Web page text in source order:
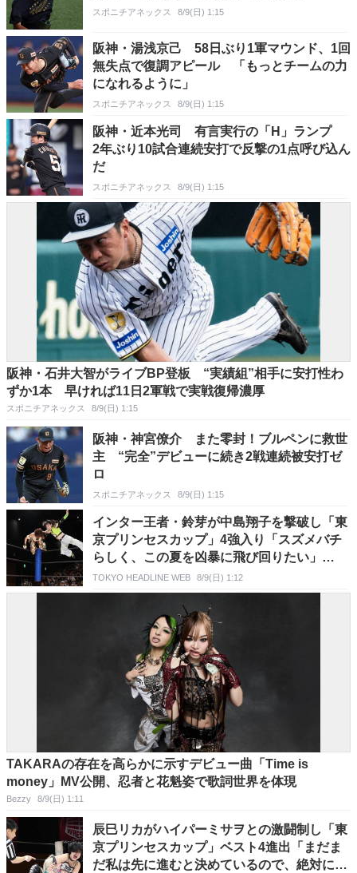
スポニチアネックス 8/9(日) 1:15
阪神・湯浅京己 58日ぶり1軍マウンド、1回
無失点で復調アピール 「もっとチームの力
になれるように」
スポニチアネックス 8/9(日) 1:15
阪神・近本光司 有言実行の「H」ランプ
2年ぶり10試合連続安打で反撃の1点呼び込ん
だ
スポニチアネックス 8/9(日) 1:15
阪神・石井大智がライブBP登板 “実績組”相手に安打性わ
ずか1本 早ければ11日2軍戦で実戦復帰濃厚
スポニチアネックス 8/9(日) 1:15
阪神・神宮僚介 また零封！ブルペンに救世
主 “完全”デビューに続き2戦連続被安打ゼ
ロ
スポニチアネックス 8/9(日) 1:15
インター王者・鈴芽が中島翔子を撃破し「東
京プリンセスカップ」4強入り「スズメバチ
らしく、この夏を凶暴に飛び回りたい」
【TJPW】
TOKYO HEADLINE WEB 8/9(日) 1:12
TAKARAの存在を高らかに示すデビュー曲「Time is
money」MV公開、忍者と花魁姿で歌詞世界を体現
Bezzy 8/9(日) 1:11
辰巳リカがハイパーミサヲとの激闘制し「東
京プリンセスカップ」ベスト4進出「まだま
だ私は先に進むと決めているので、絶対に勝